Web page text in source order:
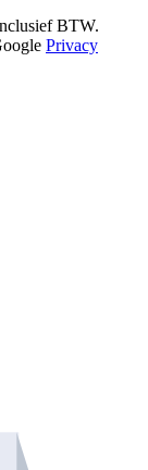
BTW.
Privacy